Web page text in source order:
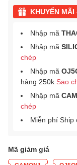
KHUYẾN
Nhập mã
Nhập mã
chép
Nhập mã
hàng 250k Sao
Nhập mã
chép
Miễn phí Ship
Mã giảm giá